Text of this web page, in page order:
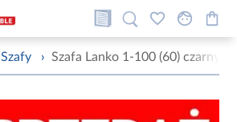
Szafy › Szafa Lanko 1-100 (60) czarny/